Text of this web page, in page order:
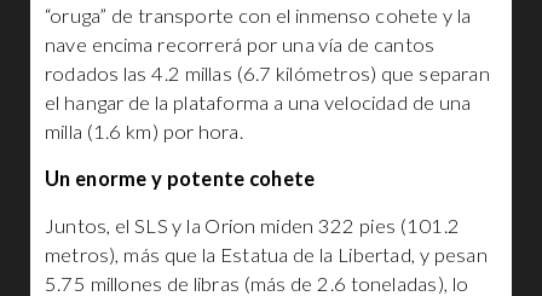
“oruga” de transporte con el inmenso cohete y la
nave encima recorrerá por una vía de cantos
rodados las 4.2 millas (6.7 kilómetros) que separan
el hangar de la plataforma a una velocidad de una
milla (1.6 km) por hora.
Un enorme y potente cohete
Juntos, el SLS y la Orion miden 322 pies (101.2
metros), más que la Estatua de la Libertad, y pesan
5.75 millones de libras (más de 2.6 toneladas), lo